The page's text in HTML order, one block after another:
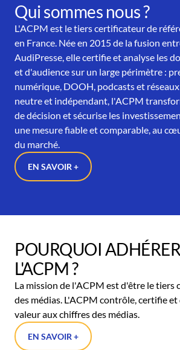
Qui sommes nous ?
L'ACPM est le tiers certificateur de
en France. Née en 2015 de la fusion
AudiPresse, elle certifie et analyse les
et d'audience sur un large périmètre :
numérique, DOOH, podcasts et
neutre et indépendant, l'ACPM
de décision et sécurise les
une mesure fiable et comparable, au
du marché.
EN SAVOIR +
POURQUOI
L'ACPM ?
La mission de l'ACPM est d'être le tiers
des médias. L'ACPM contrôle, certifie et
valeur aux chiffres des médias.
EN SAVOIR +